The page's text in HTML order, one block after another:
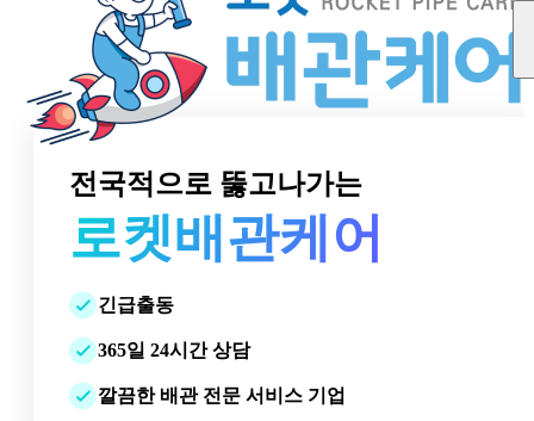
전국적으로 뚫고나가는
로켓배관케어
긴급출동
365일 24시간 상담
깔끔한 배관 전문 서비스 기업